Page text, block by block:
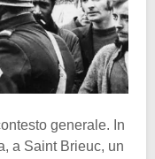
generale. In
a Saint Brieuc, un